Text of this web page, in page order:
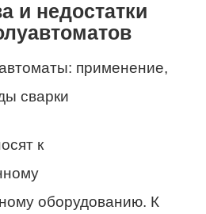
и недостатки
к
оборудованию. К